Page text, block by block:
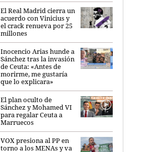
El Real Madrid cierra un
acuerdo con Vinicius y
el crack renueva por 25
millones
Inocencio Arias hunde a
Sánchez tras la invasión
de Ceuta: «Antes de
morirme, me gustaría
que lo explicara»
El plan oculto de
Sánchez y Mohamed VI
para regalar Ceuta a
Marruecos
VOX presiona al PP en
torno a los MENAs y va